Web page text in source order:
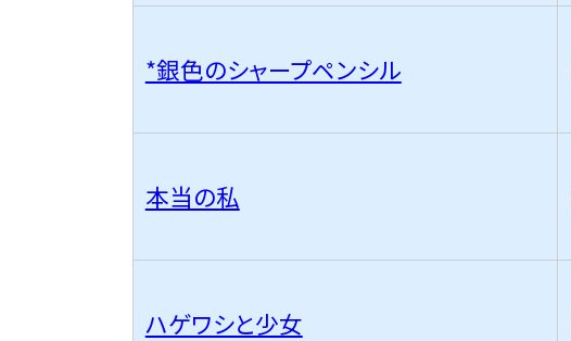
*銀色のシャープペンシル
本当の私
ハゲワシと少女